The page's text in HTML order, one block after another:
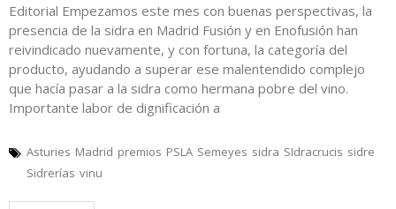
Editorial Empezamos este mes con buenas perspectivas, la
presencia de la sidra en Madrid Fusión y en Enofusión han
reivindicado nuevamente, y con fortuna, la categoría del
producto, ayudando a superar ese malentendido complejo
que hacía pasar a la sidra como hermana pobre del vino.
Importante labor de dignificación a
Asturies Madrid premios PSLA Semeyes sidra SIdracrucis sidre
Sidrerías vinu